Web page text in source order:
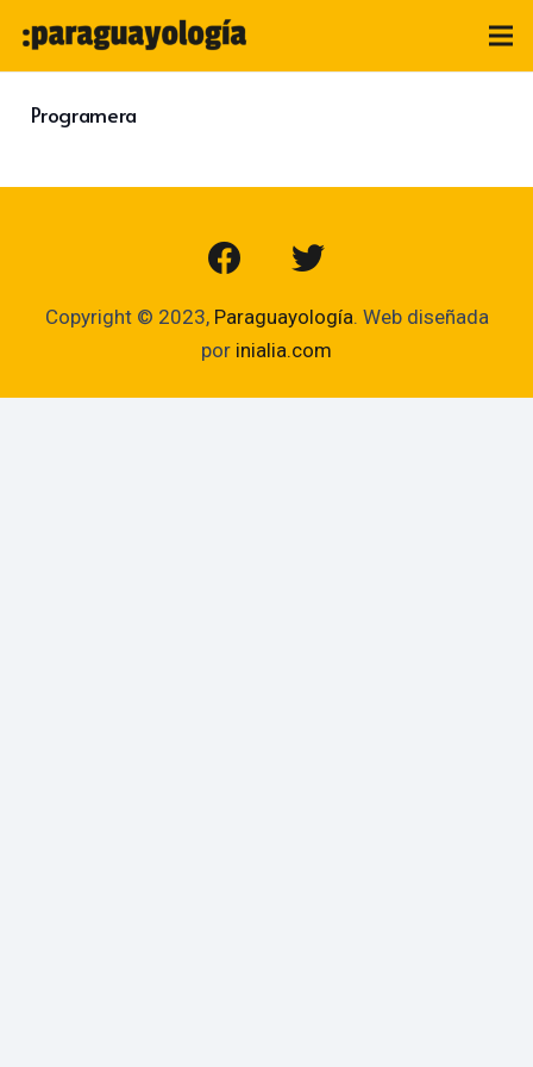
Programera
Copyright © 2023, Paraguayología. Web diseñada
por inialia.com